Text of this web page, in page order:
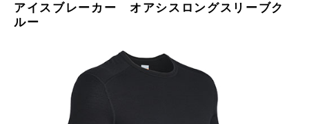
アイスブレーカー オアシスロングスリーブク
ルー